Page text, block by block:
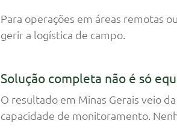
Para operações em áreas remotas
gerir a logística de campo.
Solução completa não é só
O resultado em Minas Gerais veio
capacidade de monitoramento.